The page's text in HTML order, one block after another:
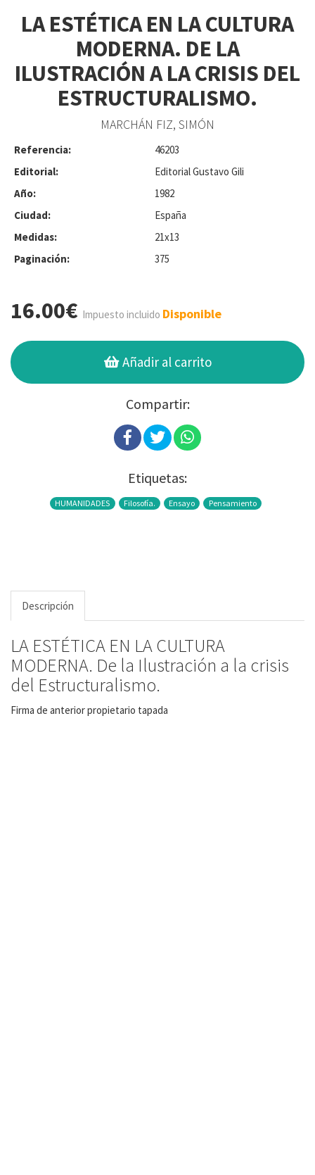
LA ESTÉTICA EN LA CULTURA
MODERNA. DE LA
ILUSTRACIÓN A LA CRISIS DEL
ESTRUCTURALISMO.
MARCHÁN FIZ, SIMÓN
Referencia:
46203
Editorial:
Editorial Gustavo Gili
Año:
1982
Ciudad:
España
Medidas:
21x13
Paginación:
375
16.00€ Impuesto incluido Disponible
Añadir al carrito
Compartir:
Etiquetas:
HUMANIDADES Filosofía. Ensayo Pensamiento
Descripción
LA ESTÉTICA EN LA CULTURA
MODERNA. De la Ilustración a la crisis
del Estructuralismo.
Firma de anterior propietario tapada